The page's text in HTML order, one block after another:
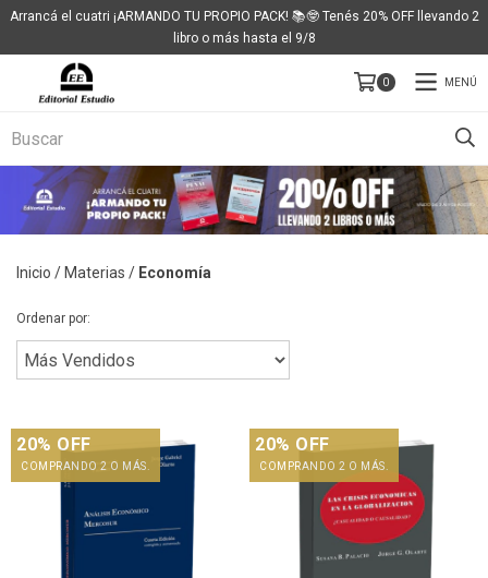
Arrancá el cuatri ¡ARMANDO TU PROPIO PACK! 📚🤓 Tenés 20% OFF llevando 2
libro o más hasta el 9/8
0 MENÚ
Inicio / Materias / Economía
Ordenar por:
20% OFF
COMPRANDO 2 O MÁS.
20% OFF
COMPRANDO 2 O MÁS.